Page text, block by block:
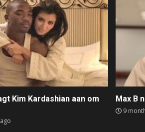
Kim Kardashian aan om
Max B
9